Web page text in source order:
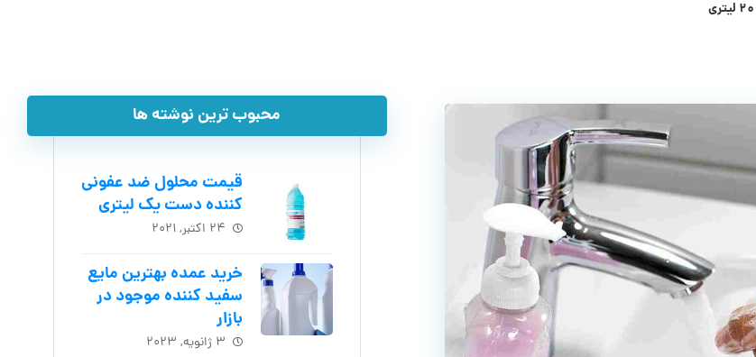
محبوب ترین نوشته ها
قیمت محلول ضد عفونی
کننده دست یک لیتری
۲۴ اکتبر, ۲۰۲۱
خرید عمده بهترین مایع
سفید کننده موجود در
بازار
۳ ژانویه, ۲۰۲۳